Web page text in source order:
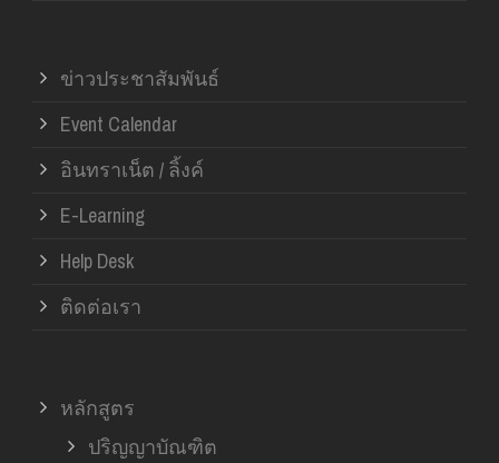
ข่าวประชาสัมพันธ์
Event Calendar
อินทราเน็ต / ลิ้งค์
E-Learning
Help Desk
ติดต่อเรา
หลักสูตร
ปริญญาบัณฑิต